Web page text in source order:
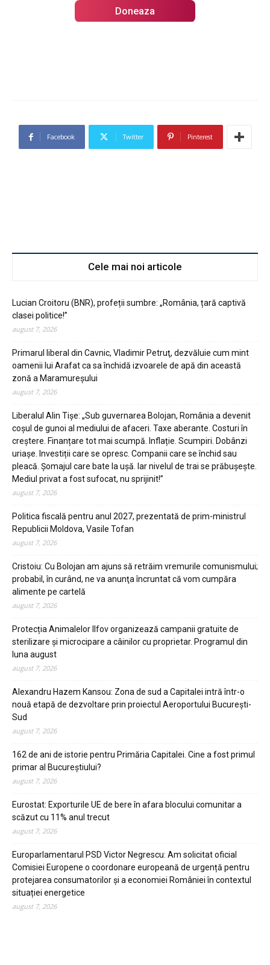
Doneaza
Facebook Twitter Pinterest
Cele mai noi articole
Lucian Croitoru (BNR), profeții sumbre: „România, țară captivă
clasei politice!”
august 7, 2026
Primarul liberal din Cavnic, Vladimir Petruţ, dezvăluie cum mint
oamenii lui Arafat ca sa închidă izvoarele de apă din această
zonă a Maramureşului
august 7, 2026
Liberalul Alin Tişe: „Sub guvernarea Bolojan, România a devenit
coșul de gunoi al mediului de afaceri. Taxe aberante. Costuri în
creștere. Finanțare tot mai scumpă. Inflație. Scumpiri. Dobânzi
uriașe. Investiții care se opresc. Companii care se închid sau
pleacă. Șomajul care bate la ușă. Iar nivelul de trai se prăbușește.
Mediul privat a fost sufocat, nu sprijinit!”
august 7, 2026
Politica fiscală pentru anul 2027, prezentată de prim-ministrul
Republicii Moldova, Vasile Tofan
august 7, 2026
Cristoiu: Cu Bolojan am ajuns să retrăim vremurile comunismului;
probabil, în curând, ne va anunţa încruntat că vom cumpăra
alimente pe cartelă
august 7, 2026
Protecția Animalelor Ilfov organizează campanii gratuite de
sterilizare și microcipare a câinilor cu proprietar. Programul din
luna august
august 7, 2026
Alexandru Hazem Kansou: Zona de sud a Capitalei intră într-o
nouă etapă de dezvoltare prin proiectul Aeroportului București-
Sud
august 7, 2026
162 de ani de istorie pentru Primăria Capitalei. Cine a fost primul
primar al Bucureștiului?
august 7, 2026
Eurostat: Exporturile UE de bere în afara blocului comunitar a
scăzut cu 11% anul trecut
august 7, 2026
Europarlamentarul PSD Victor Negrescu: Am solicitat oficial
Comisiei Europene o coordonare europeană de urgență pentru
protejarea consumatorilor și a economiei României în contextul
situației energetice
august 7, 2026